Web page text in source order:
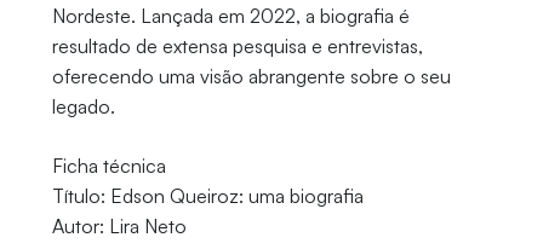
Nordeste. Lançada em 2022, a biografia é
resultado de extensa pesquisa e entrevistas,
oferecendo uma visão abrangente sobre o seu
legado.
Ficha técnica
Título: Edson Queiroz: uma biografia
Autor: Lira Neto